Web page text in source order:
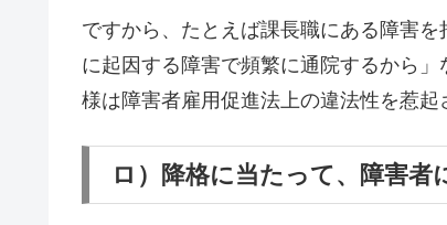
ですから、たとえば課長職にある障害
に起因する障害で頻繁に通院するから
様は障害者雇用促進法上の違法性を惹起
ロ）降格に当たって、障害